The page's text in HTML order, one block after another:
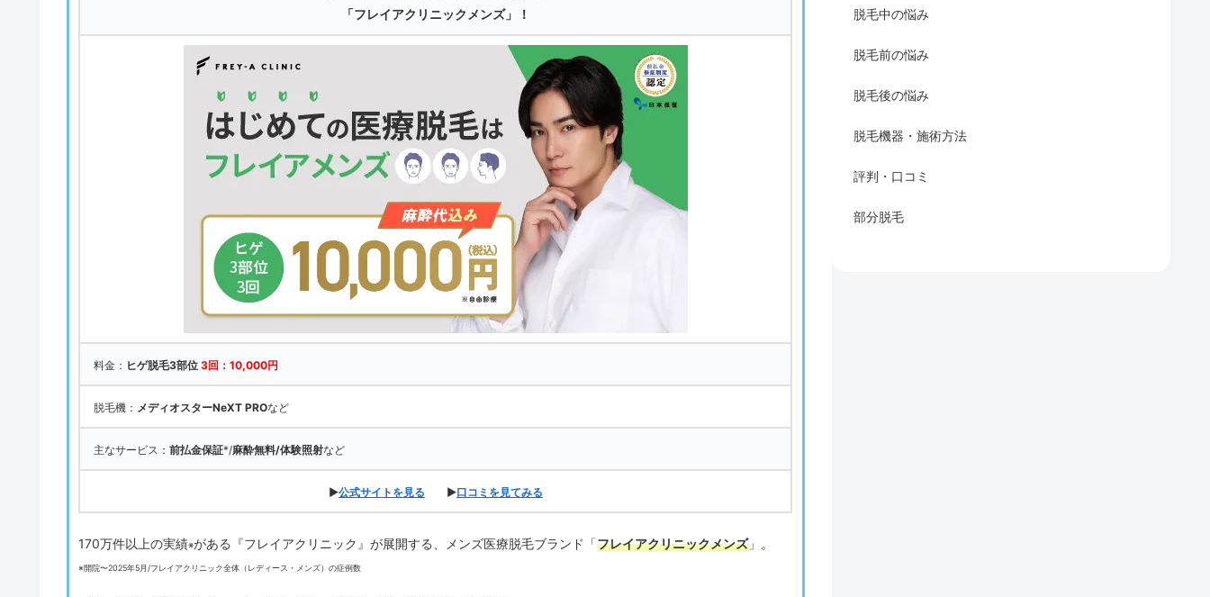
「フレイアクリニックメンズ」！
料金： ヒゲ脱毛3部位3回：10,000円
脱毛機： メディオスターNeXT PROなど
主なサービス：前払金保証*/麻酔無料/体験照射など
▶公式サイトを見る ▶口コミを見てみる
170万件以上の実績※がある『フレイアクリニック』が展開する、メンズ医療脱毛ブランド「フレイアクリニックメンズ」。
※開院〜2025年5月/フレイアクリニック全体（レディース・メンズ）の症例数
脱毛中の悩み
脱毛前の悩み
脱毛後の悩み
脱毛機器・施術方法
評判・口コミ
部分脱毛